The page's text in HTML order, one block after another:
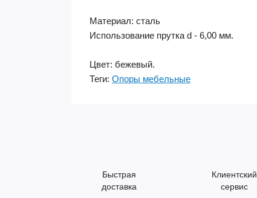
Материал: сталь
Использование прутка d - 6,00 мм.
Цвет: бежевый.
Теги: Опоры мебельные
Быстрая
доставка
Клиентский
сервис